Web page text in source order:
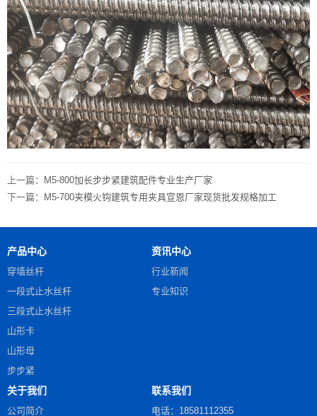
上一篇：
M5-800加长步步紧建筑配件专业生产厂家
下一篇：
M5-700夹模火钩建筑专用夹具宣恩厂家现货批发规格加工
产品中心
穿墙丝杆
一段式止水丝杆
三段式止水丝杆
山形卡
山形母
步步紧
资讯中心
行业新闻
专业知识
关于我们
公司简介
联系我们
电话：18581112355